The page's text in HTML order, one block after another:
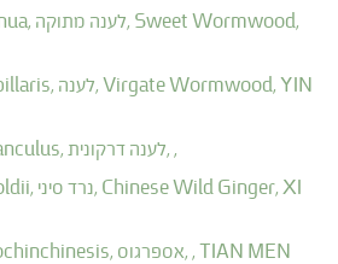
לענה מתוקה, Sweet Wormwood,
לענה, Virgate Wormwood, YIN
לענה דרקונית, ,
נרד סיני, Chinese Wild Ginger, XI
אספרגוס, , TIAN MEN